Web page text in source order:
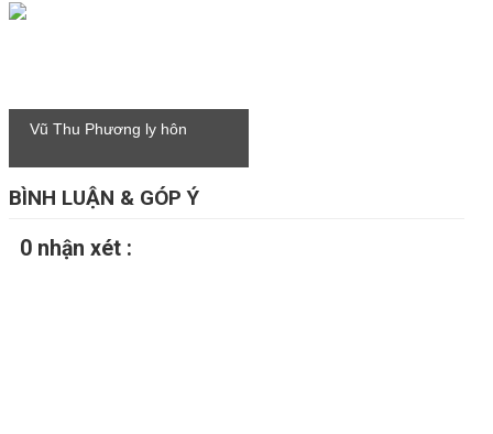
Vũ Thu Phương ly hôn
BÌNH LUẬN & GÓP Ý
0 nhận xét :